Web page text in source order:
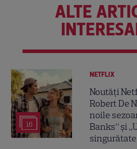
ALTE
16
NETFLIX
Noutăți
Robert De
noile
Banks” și